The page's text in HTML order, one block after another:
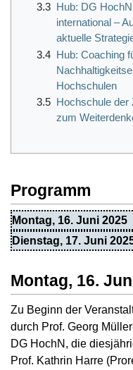
3.3 Hub: DG
international –
aktuelle
3.4 Hub: Coaching
Hochschulen
3.5 Hochschule der
zum
Programm
Montag, 16. Juni 2025
Dienstag, 17. Juni
Montag, 16.
Zu Beginn der
durch Prof. Georg
DG HochN, die
Prof. Kathrin Harre